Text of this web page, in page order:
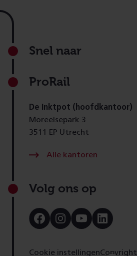
Footer
Snel naar
ProRail
De Inktpot (hoofdkantoor)
Moreelsepark 3
3511 EP Utrecht
Alle kantoren
Volg ons op
Bezoek
onze
Bezoek
onze
Bezoek
onze
Bezoek
onze
Cookie instellingenCopyright